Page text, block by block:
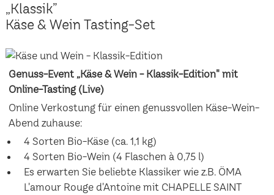
„Klassik”
Käse & Wein Tasting-Set
Genuss-Event „Käse & Wein - Klassik-Edition" mit
Online-Tasting (Live)
Online Verkostung für einen genussvollen Käse-Wein-
Abend zuhause:
4 Sorten Bio-Käse (ca. 1,1 kg)
4 Sorten Bio-Wein (4 Flaschen à 0,75 l)
Es erwarten Sie beliebte Klassiker wie z.B. ÖMA
L'amour Rouge d'Antoine mit CHAPELLE SAINT